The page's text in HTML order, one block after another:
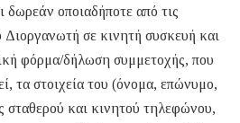
δωρεάν οποιαδήποτε από τις
σε κινητή συσκευή και
φόρμα/δήλωση συμμετοχής, που
τα στοιχεία του (όνομα, επώνυμο,
σταθερού και κινητού τηλεφώνου,